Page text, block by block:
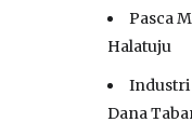
Pasca
Halatuju
Industri
Dana